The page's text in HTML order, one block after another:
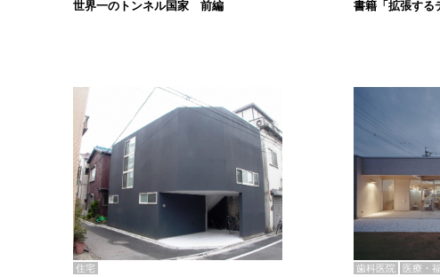
書籍「拡張する
世界一のトンネル国家 前編
住宅 歯科医院 医療・